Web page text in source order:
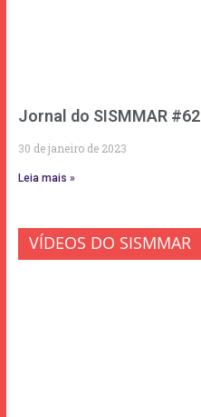
Jornal do SISMMAR #62
30 de janeiro de 2023
Leia mais »
VÍDEOS DO SISMMAR